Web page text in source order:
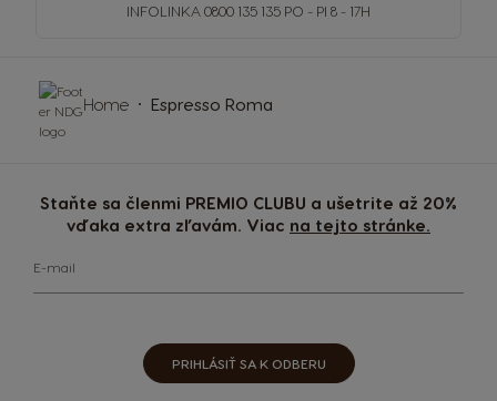
INFOLINKA 0800 135 135 PO - PI 8 - 17H
Staňte sa členmi PREMIO CLUBU a ušetrite až 20%
vďaka extra zľavám. Viac na tejto stránke.
E-mail
PRIHLÁSIŤ SA K ODBERU
Home Espresso Roma